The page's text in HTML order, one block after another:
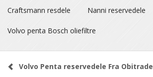
Craftsmann resdele Nanni reservedele
Volvo penta Bosch oliefiltre
Volvo Penta reservedele Fra Obitrade